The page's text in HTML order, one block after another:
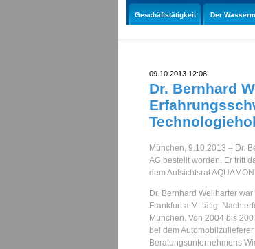
Geschäftstätigkeit Der
09.10.2013 12:06
Dr. Bernhard
München, 9.10.2013 – Dr.
AG bestellt worden. Er tritt
dem Aufsichtsrat
Dr. Bernhard Weilharter
Frankfurt a.M. tätig. Nach
München. Von 2004 bis
bei dem
Beratungsunternehmens